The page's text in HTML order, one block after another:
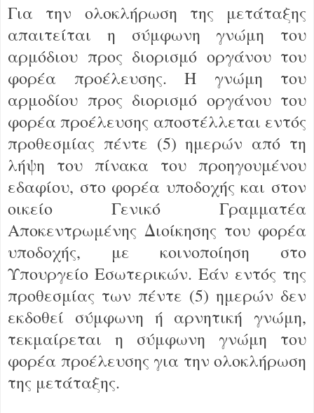
Για την ολοκλήρωση της μετάταξης
απαιτείται η σύμφωνη γνώμη του
αρμόδιου προς διορισμό οργάνου του
φορέα προέλευσης. Η γνώμη του
αρμοδίου προς διορισμό οργάνου του
φορέα προέλευσης αποστέλλεται εντός
προθεσμίας πέντε (5) ημερών από τη
λήψη του πίνακα του προηγουμένου
εδαφίου, στο φορέα υποδοχής και στον
οικείο Γενικό Γραμματέα
Αποκεντρωμένης Διοίκησης του φορέα
υποδοχής, με κοινοποίηση στο
Υπουργείο Εσωτερικών. Εάν εντός της
προθεσμίας των πέντε (5) ημερών δεν
εκδοθεί σύμφωνη ή αρνητική γνώμη,
τεκμαίρεται η σύμφωνη γνώμη του
φορέα προέλευσης για την ολοκλήρωση
της μετάταξης.